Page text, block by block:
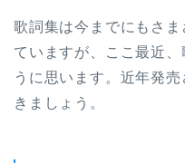
歌詞集は今までにもさ
ていますが、ここ最近
うに思います。近年発
きましょう。